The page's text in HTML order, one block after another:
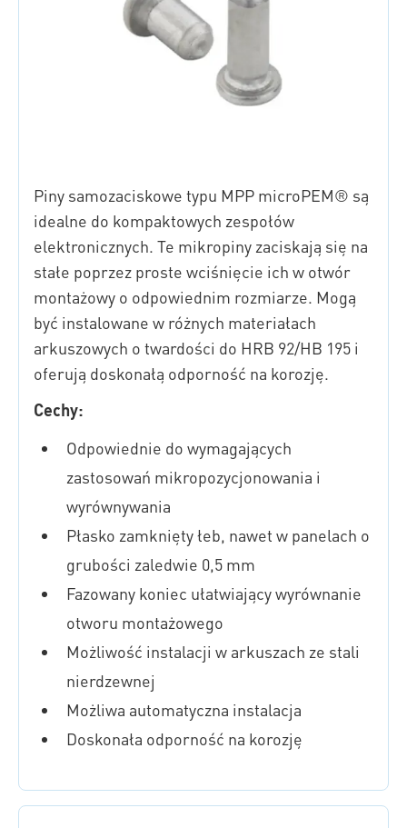
Piny samozaciskowe typu MPP microPEM® są
idealne do kompaktowych zespołów
elektronicznych. Te mikropiny zaciskają się na
stałe poprzez proste wciśnięcie ich w otwór
montażowy o odpowiednim rozmiarze. Mogą
być instalowane w różnych materiałach
arkuszowych o twardości do HRB 92/HB 195 i
oferują doskonałą odporność na korozję.
Cechy:
Odpowiednie do wymagających
zastosowań mikropozycjonowania i
wyrównywania
Płasko zamknięty łeb, nawet w panelach o
grubości zaledwie 0,5 mm
Fazowany koniec ułatwiający wyrównanie
otworu montażowego
Możliwość instalacji w arkuszach ze stali
nierdzewnej
Możliwa automatyczna instalacja
Doskonała odporność na korozję